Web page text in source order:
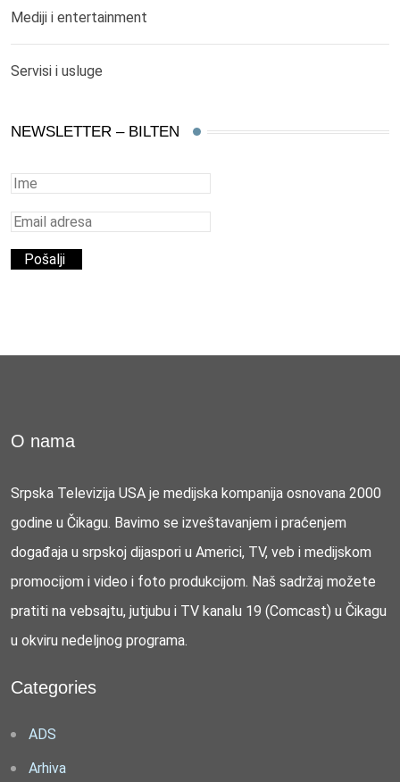
Mediji i entertainment
Servisi i usluge
NEWSLETTER – BILTEN
O nama
Srpska Televizija USA je medijska kompanija osnovana 2000
godine u Čikagu. Bavimo se izveštavanjem i praćenjem
događaja u srpskoj dijaspori u Americi, TV, veb i medijskom
promocijom i video i foto produkcijom. Naš sadržaj možete
pratiti na vebsajtu, jutjubu i TV kanalu 19 (Comcast) u Čikagu
u okviru nedeljnog programa.
Categories
ADS
Arhiva